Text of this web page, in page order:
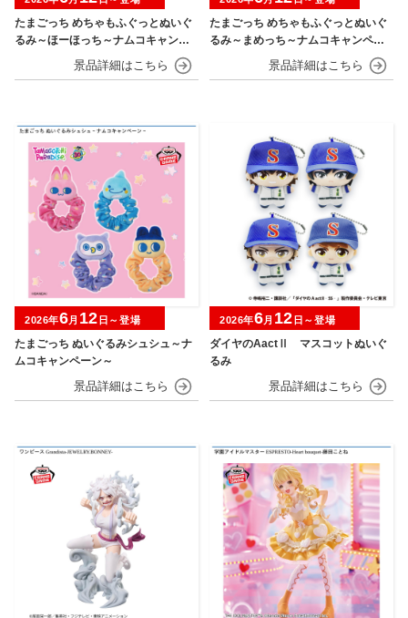
たまごっち めちゃもふぐっとぬいぐ
るみ～ほーほっち～ナムコキャンペ
たまごっち めちゃもふぐっとぬいぐ
るみ～まめっち～ナムコキャンペー
たまごっち ぬいぐるみシュシュ～ナ
ムコキャンペーン～
2026年6月 12 日～登場
ダイヤのAactⅡ マスコットぬいぐ
るみ
2026年6月 12 日～登場